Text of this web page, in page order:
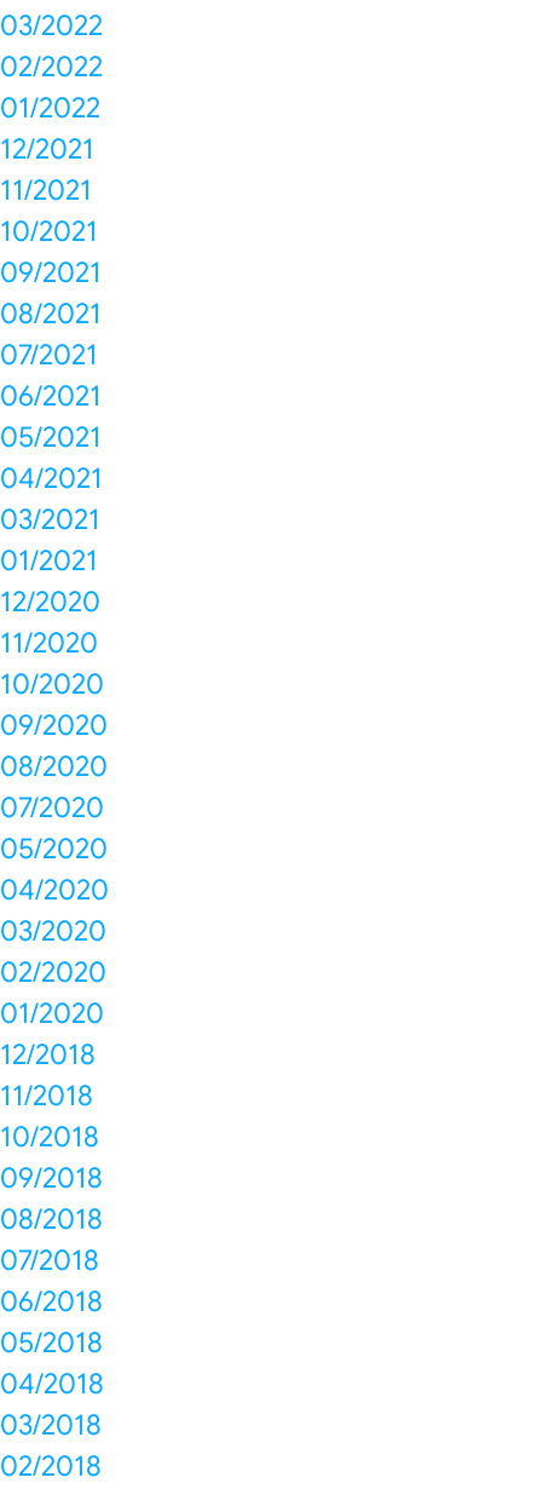
03/2022
02/2022
01/2022
12/2021
11/2021
10/2021
09/2021
08/2021
07/2021
06/2021
05/2021
04/2021
03/2021
01/2021
12/2020
11/2020
10/2020
09/2020
08/2020
07/2020
05/2020
04/2020
03/2020
02/2020
01/2020
12/2018
11/2018
10/2018
09/2018
08/2018
07/2018
06/2018
05/2018
04/2018
03/2018
02/2018